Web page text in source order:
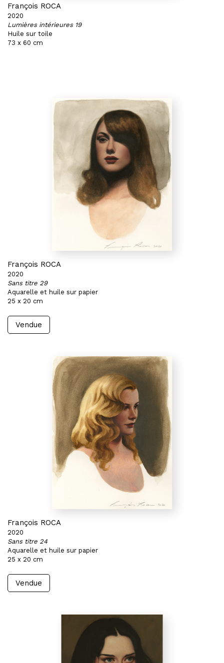
François ROCA
2020
Lumières intérieures 19
Huile sur toile
73 x 60 cm
François ROCA
2020
Sans titre 29
Aquarelle et huile sur papier
25 x 20 cm
Vendue
François ROCA
2020
Sans titre 24
Aquarelle et huile sur papier
25 x 20 cm
Vendue